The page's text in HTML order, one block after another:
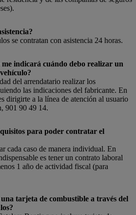
se contratan con asistencia 24 horas.
me indicará cuándo debo realizar un
del arrendatario realizar los
las indicaciones del fabricante. En
dirigirte a la línea de atención al usuario
901 90 49 14.
para poder contratar el
cada caso de manera individual. En
es tener un contrato laboral
1 año de actividad fiscal (para
tarjeta de combustible a través del